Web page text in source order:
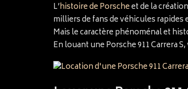
L’histoire de Porscheet de la
milliers de fans de véhicules
Mais le caractère phénoménal et
En louant une Porsche 911 Carrera